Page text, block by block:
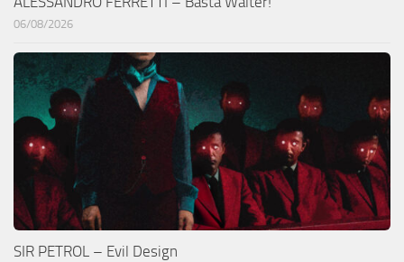
06/08/2026
SIR PETROL – Evil Design